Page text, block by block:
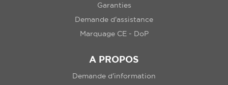
Garanties
Demande d'assistance
Marquage CE - DoP
A PROPOS
Demande d'information